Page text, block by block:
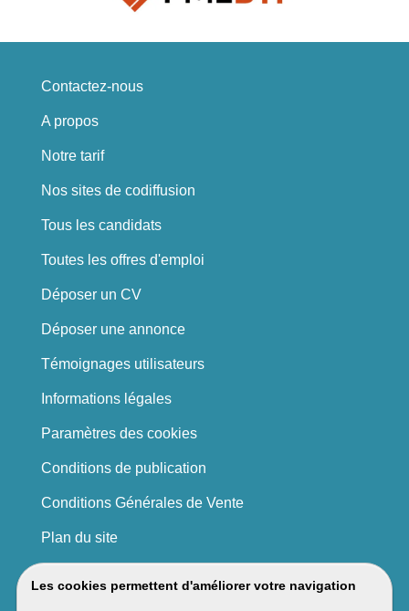
Les cookies permettent d'améliorer votre navigation
Contactez-nous
A propos
Notre tarif
Nos sites de codiffusion
Tous les candidats
Toutes les offres d'emploi
Déposer un CV
Déposer une annonce
Témoignages utilisateurs
Informations légales
Paramètres des cookies
Conditions de publication
Conditions Générales de Vente
Plan du site